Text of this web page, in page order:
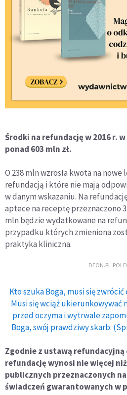
Środki na refundację w 2016 r.
ponad 603 mln zł.
O 238 mln wzrosła kwota na
refundacją i które nie mają
w danym wskazaniu. Na
aptece na receptę przeznaczono
mln będzie wydatkowane na
przypadku których zmieniona
praktyka kliniczna.
DEON.PL
Kto szuka Boga, musi się
Musi się wciąż ukierunkowywać
przed oczyma i wytrwale
Boga, swój prawdziwy skarb.
Zgodnie z ustawą
refundację wynosi nie więcej
publicznych przeznaczonych
świadczeń gwarantowanych w